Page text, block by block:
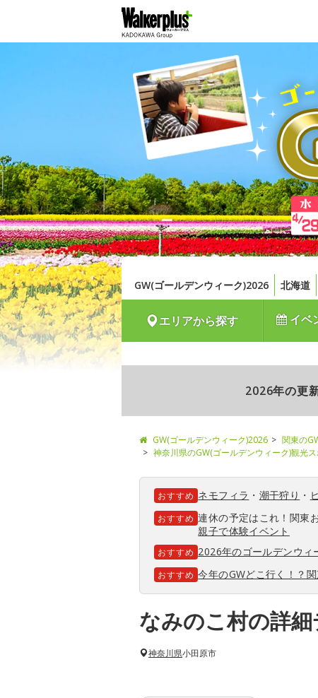
GW(ゴールデンウィーク)2026 北海道
エリアから探す イベ
2026年の更
GW(ゴールデンウィーク)2026 関東の
神奈川県のGW(ゴールデンウィーク)観光ス
おすすめ ネモフィラ ・ 潮干狩り ・
おすすめ 連休の予定はこれ！関東
親子で体験イベント
おすすめ 2026年のゴールデンウィ
おすすめ 今年のGWどこ行く！？
なみのこ村の詳細
神奈川県小田原市